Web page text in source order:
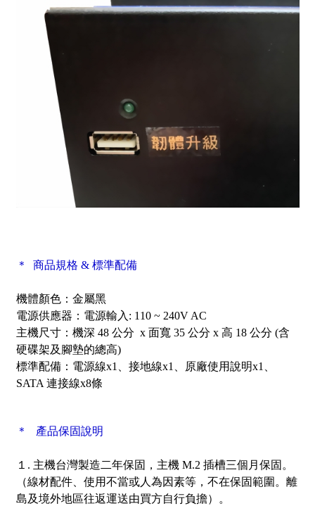
＊ 商品規格 & 標準配備
機體顏色：金屬黑
電源供應器：電源輸入: 110 ~ 240V AC
主機尺寸：機深 48 公分 x 面寬 35 公分 x 高 18 公分 (含
硬碟架及腳墊的總高)
標準配備：電源線x1、接地線x1、原廠使用說明x1、
SATA 連接線x8條
＊ 產品保固說明
１. 主機台灣製造二年保固，主機 M.2 插槽三個月保固。
（線材配件、使用不當或人為因素等，不在保固範圍。離
島及境外地區往返運送由買方自行負擔）。